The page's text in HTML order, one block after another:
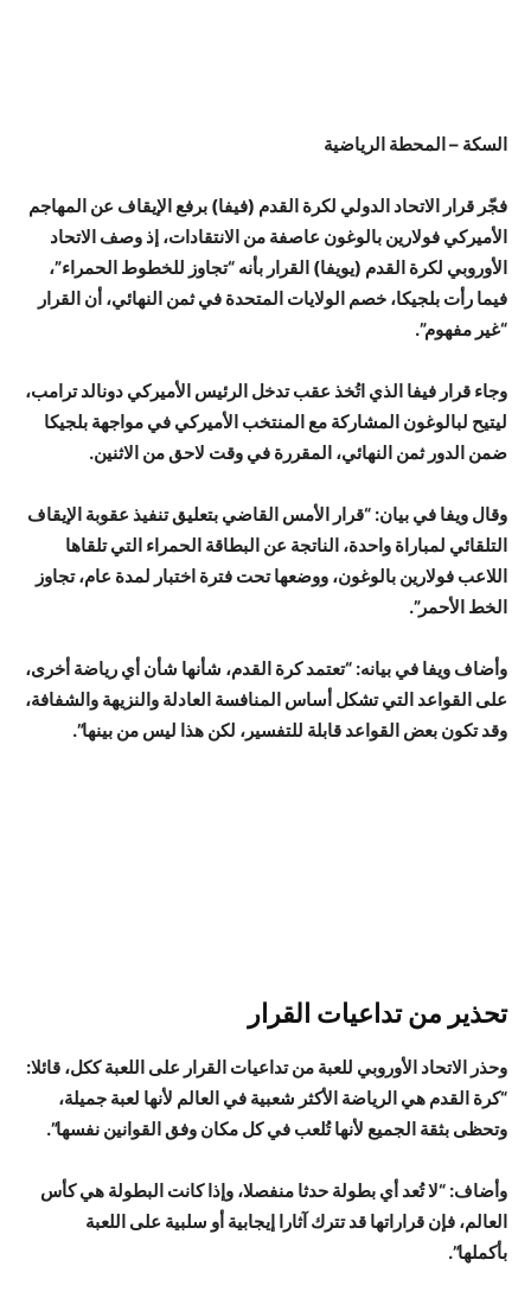
السكة – المحطة الرياضية
فجّر قرار الاتحاد الدولي لكرة القدم (فيفا) برفع الإيقاف عن المهاجم
الأميركي فولارين بالوغون عاصفة من الانتقادات، إذ وصف الاتحاد
الأوروبي لكرة القدم (يويفا) القرار بأنه “تجاوز للخطوط الحمراء”،
فيما رأت بلجيكا، خصم الولايات المتحدة في ثمن النهائي، أن القرار
“غير مفهوم”.
وجاء قرار فيفا الذي اتُخذ عقب تدخل الرئيس الأميركي دونالد ترامب،
ليتيح لبالوغون المشاركة مع المنتخب الأميركي في مواجهة بلجيكا
ضمن الدور ثمن النهائي، المقررة في وقت لاحق من الاثنين.
وقال ويفا في بيان: “قرار الأمس القاضي بتعليق تنفيذ عقوبة الإيقاف
التلقائي لمباراة واحدة، الناتجة عن البطاقة الحمراء التي تلقاها
اللاعب فولارين بالوغون، ووضعها تحت فترة اختبار لمدة عام، تجاوز
الخط الأحمر”.
وأضاف ويفا في بيانه: “تعتمد كرة القدم، شأنها شأن أي رياضة أخرى،
على القواعد التي تشكل أساس المنافسة العادلة والنزيهة والشفافة،
وقد تكون بعض القواعد قابلة للتفسير، لكن هذا ليس من بينها”.
تحذير من تداعيات القرار
وحذر الاتحاد الأوروبي للعبة من تداعيات القرار على اللعبة ككل، قائلا:
“كرة القدم هي الرياضة الأكثر شعبية في العالم لأنها لعبة جميلة،
وتحظى بثقة الجميع لأنها تُلعب في كل مكان وفق القوانين نفسها”.
وأضاف: “لا تُعد أي بطولة حدثا منفصلا، وإذا كانت البطولة هي كأس
العالم، فإن قراراتها قد تترك آثارا إيجابية أو سلبية على اللعبة
بأكملها”.